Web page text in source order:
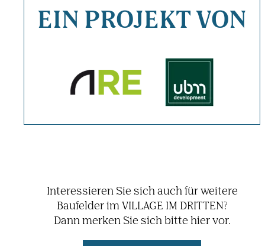
EIN PROJEKT VON
Inter­es­sieren Sie sich auch für weitere
Baufelder im VILLAGE IM DRITTEN?
Dann merken Sie sich bitte hier vor.